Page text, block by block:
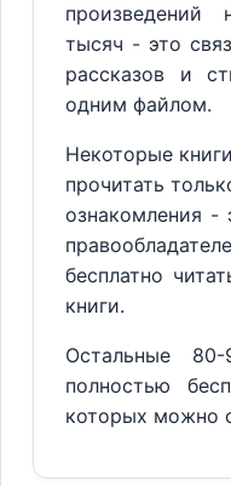
тысяч - это
рассказов и
одним файлом.
Некоторые
прочитать
ознакомления -
бесплатно
книги.
Остальные 80-
полностью
которых можно